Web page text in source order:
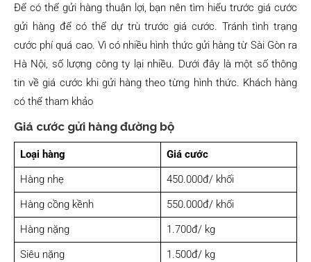
Để có thể gửi hàng thuận lợi, bạn nên tìm hiểu trước giá cước
gửi hàng để có thể dự trù trước giá cước. Tránh tình trạng
cước phí quá cao. Vì có nhiều hình thức gửi hàng từ Sài Gòn ra
Hà Nội, số lượng công ty lại nhiều. Dưới đây là một số thông
tin về giá cước khi gửi hàng theo từng hình thức. Khách hàng
có thể tham khảo
Giá cước gửi hàng đường bộ
Loại hàng
Giá cước
Hàng nhẹ
450.000đ/ khối
Hàng cồng kềnh
550.000đ/ khối
Hàng nặng
1.700đ/ kg
Siêu nặng
1.500đ/ kg